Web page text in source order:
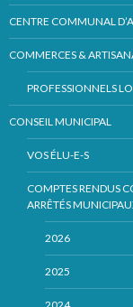
CENTRE COMMUNAL
COMMERCES &
PROFESSIONNELS
CONSEIL MUNICIPAL
VOS ÉLU-E-S
COMPTES RENDUS
ARRÊTÉS
2026
2025